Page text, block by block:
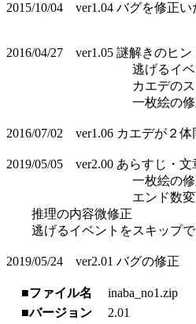
2015/10/04 ver1.04 バグを修正い
2016/04/27 ver1.05 謎解きのヒン
逃げるイベントの敵
カエデのストーリ
一枚絵の修正
2016/07/02 ver1.06 カエデが２体
2019/05/05 ver2.00 あらすじ・
一枚絵の修
エンド数変
推理の内容微修正
逃げるイベントをスキップで
2019/05/24 ver2.01 バグの修正
■ファイル名
inaba_no1.zip
■バージョン
2.01